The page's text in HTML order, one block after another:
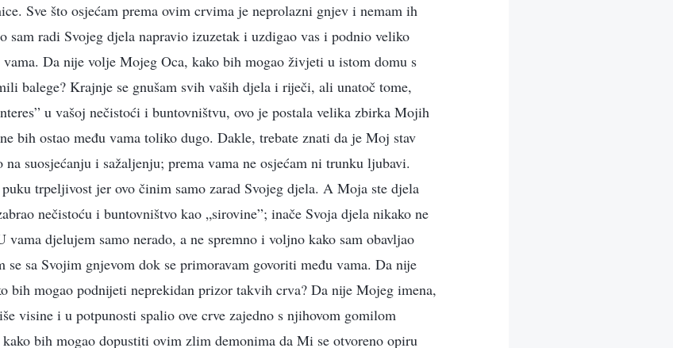
Sve što osjećam prema ovim crvima je neprolazni gnjev i nemam ih
sam radi Svojeg djela napravio izuzetak i uzdigao vas i podnio veliko
Da nije volje Mojeg Oca, kako bih mogao živjeti u istom domu s
balege? Krajnje se gnušam svih vaših djela i riječi, ali unatoč tome,
u vašoj nečistoći i buntovništvu, ovo je postala velika zbirka Mojih
bih ostao među vama toliko dugo. Dakle, trebate znati da je Moj stav
na suosjećanju i sažaljenju; prema vama ne osjećam ni trunku ljubavi.
puku trpeljivost jer ovo činim samo zarad Svojeg djela. A Moja ste djela
nečistoću i buntovništvo kao „sirovine”; inače Svoja djela nikako ne
djelujem samo nerado, a ne spremno i voljno kako sam obavljao
sa Svojim gnjevom dok se primoravam govoriti među vama. Da nije
bih mogao podnijeti neprekidan prizor takvih crva? Da nije Mojeg imena,
visine i u potpunosti spalio ove crve zajedno s njihovom gomilom
bih mogao dopustiti ovim zlim demonima da Mi se otvoreno opiru